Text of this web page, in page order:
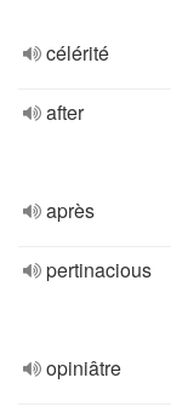
célérité
after
après
pertinacious
opiniâtre